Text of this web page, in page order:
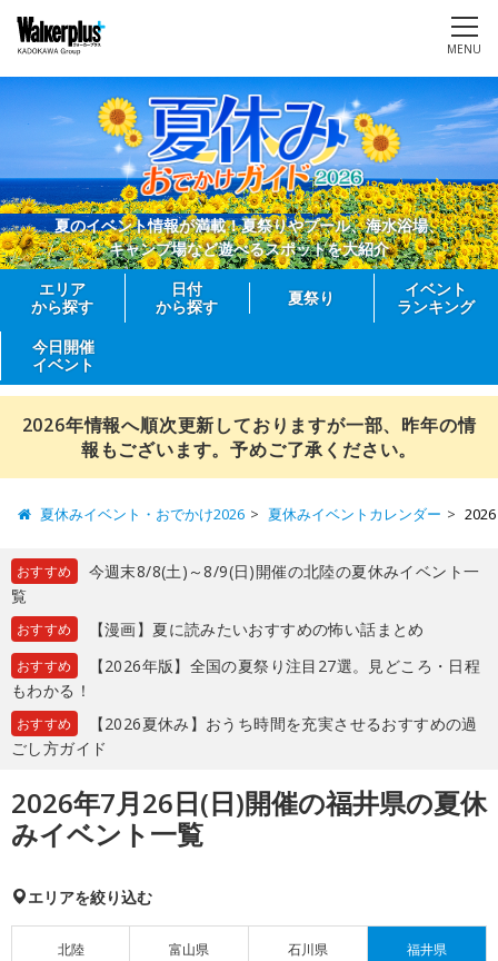
MENU
夏のイベント情報が満載！夏祭りやプール、海水浴場、
キャンプ場など遊べるスポットを大紹介
エリア
から探す
日付
から探す
夏祭り
イベント
ランキング
今日開催
イベント
2026年情報へ順次更新しておりますが一部、昨年の情
報もございます。予めご了承ください。
夏休みイベント・おでかけ2026 夏休みイベントカレンダー
おすすめ
今週末8/8(土)～8/9(日)開催の北陸の夏休みイベント一
覧
おすすめ 【漫画】夏に読みたいおすすめの怖い話まとめ
おすすめ
【2026年版】全国の夏祭り注目27選。見どころ・日程
もわかる！
おすすめ
【2026夏休み】おうち時間を充実させるおすすめの過
ごし方ガイド
2026年7月26日(日)開催の福井県の夏休
みイベント一覧
エリアを絞り込む
北陸 富山県 石川県 福井県